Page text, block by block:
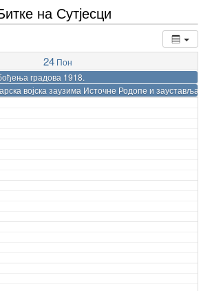
на Сутјесци
24 Пон
градова 1918.
војска заузима Источне Родопе и зауставља